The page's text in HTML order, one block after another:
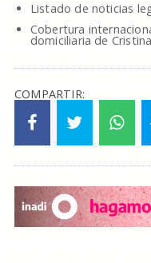
Listado de noticias
Cobertura
domiciliaria de
COMPARTIR: